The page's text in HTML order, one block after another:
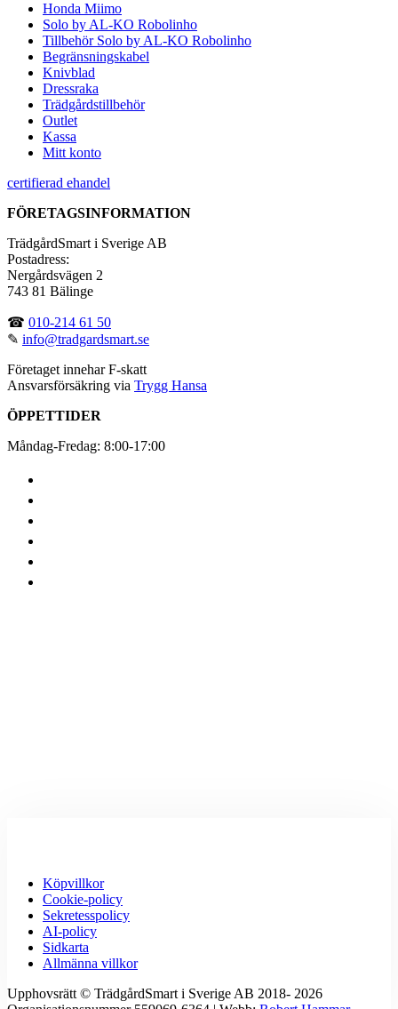
Honda Miimo
Solo by AL-KO Robolinho
Tillbehör Solo by AL-KO Robolinho
Begränsningskabel
Knivblad
Dressraka
Trädgårdstillbehör
Outlet
Kassa
Mitt konto
certifierad ehandel
FÖRETAGSINFORMATION
TrädgårdSmart i Sverige AB
Postadress:
Nergårdsvägen 2
743 81 Bälinge
☎ 010-214 61 50
✎ info@tradgardsmart.se
Företaget innehar F-skatt
Ansvarsförsäkring via Trygg Hansa
ÖPPETTIDER
Måndag-Fredag: 8:00-17:00
Köpvillkor
Cookie-policy
Sekretesspolicy
AI-policy
Sidkarta
Allmänna villkor
Upphovsrätt © TrädgårdSmart i Sverige AB 2018- 2026